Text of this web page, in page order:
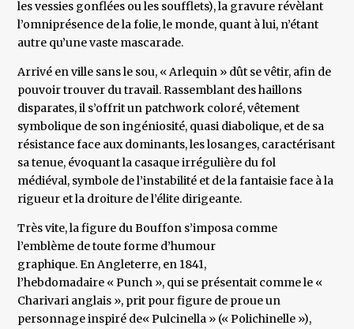
les vessies gonflées ou les soufflets), la gravure révèlant
l’omniprésence de la folie, le monde, quant à lui, n’étant
autre qu’une vaste mascarade.
Arrivé en ville sans le sou, « Arlequin » dût se vêtir, afin de
pouvoir trouver du travail. Rassemblant des haillons
disparates, il s’offrit un patchwork coloré, vêtement
symbolique de son ingéniosité, quasi diabolique, et de sa
résistance face aux dominants, les losanges, caractérisant
sa tenue, évoquant la casaque irrégulière du fol
médiéval, symbole de l’instabilité et de la fantaisie face à la
rigueur et la droiture de l’élite dirigeante.
Très vite, la figure du Bouffon s’imposa comme
l’emblème de toute forme d’humour
graphique. En Angleterre, en 1841,
l’hebdomadaire « Punch », qui se présentait comme le «
Charivari anglais », prit pour figure de proue un
personnage inspiré de« Pulcinella » (« Polichinelle »),